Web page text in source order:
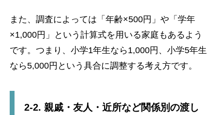
また、調査によっては「年齢×500円」や「学年
×1,000円」という計算式を用いる家庭もあるよう
です。つまり、小学1年生なら1,000円、小学5年生
なら5,000円という具合に調整する考え方です。
2-2. 親戚・友人・近所など関係別の渡し